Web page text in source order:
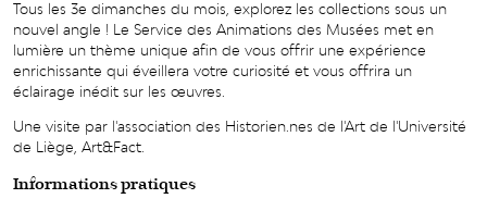
Tous les 3e dimanches du mois, explorez les collections sous un
nouvel angle ! Le Service des Animations des Musées met en
lumière un thème unique afin de vous offrir une expérience
enrichissante qui éveillera votre curiosité et vous offrira un
éclairage inédit sur les œuvres.
Une visite par l'association des Historien.nes de l'Art de l'Université
de Liège, Art&Fact.
Informations pratiques